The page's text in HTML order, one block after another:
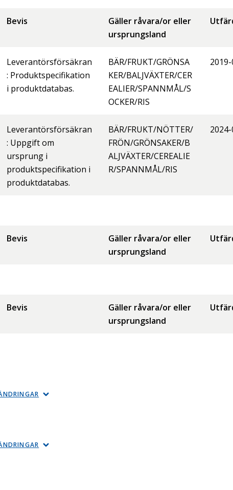
Bevis
Gäller råvara/or eller
ursprungsland
Leverantörsförsäkran
: Produktspecifikation
i produktdatabas.
BÄR/FRUKT/GRÖNSA
KER/BALJVÄXTER/CER
EALIER/SPANNMÅL/S
OCKER/RIS
Leverantörsförsäkran
: Uppgift om
ursprung i
produktspecifikation i
produktdatabas.
BÄR/FRUKT/NÖTTER/
FRÖN/GRÖNSAKER/B
ALJVÄXTER/CEREALIE
R/SPANNMÅL/RIS
Bevis
Gäller råvara/or eller
ursprungsland
Bevis
Gäller råvara/or eller
ursprungsland